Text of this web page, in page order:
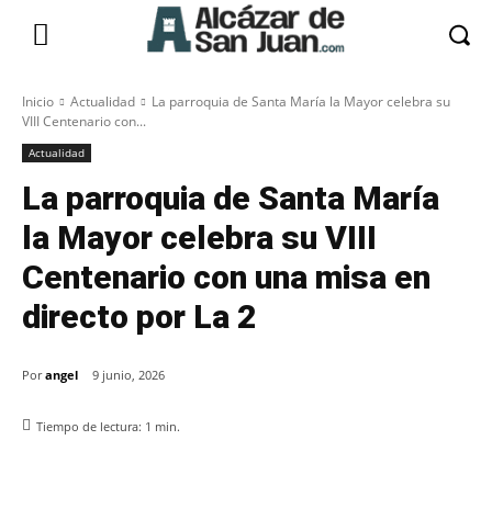
Inicio Actualidad
La parroquia de Santa María la Mayor celebra su
VIII Centenario con...
Actualidad
La parroquia de Santa María
la Mayor celebra su VIII
Centenario con una misa en
directo por La 2
Por angel 9 junio, 2026
Tiempo de lectura: 1 min.